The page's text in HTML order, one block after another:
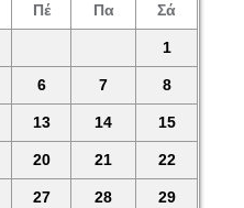
Πέ Πα Σά
1
6 7 8
13 14 15
20 21 22
27 28 29